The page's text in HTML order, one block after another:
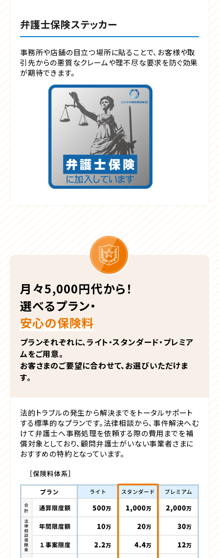
弁護士保険ステッカー
事務所や店舗の目立つ場所に貼ることで、お客様や取
引先からの悪質なクレームや理不尽な要求を防ぐ効果
が期待できます。
月々5,000円代から！
選べるプラン・
安心の保険料
プランそれぞれに、ライト・スタンダード・プレミア
ムをご用意。
お客さまのご要望に合わせて、お選びいただけま
す。
法的トラブルの発生から解決までをトータルサポート
する標準的なプランです。法律相談から、事件解決へむ
けて弁護士へ事務処理を依頼する際の費用までを補
償対象としており、顧問弁護士がいない事業者さまに
おすすめの特約となっています。